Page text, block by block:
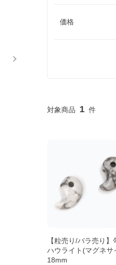
価格
1
【粒売り/バラ売り】
ハウライト(マグネサ
18mm